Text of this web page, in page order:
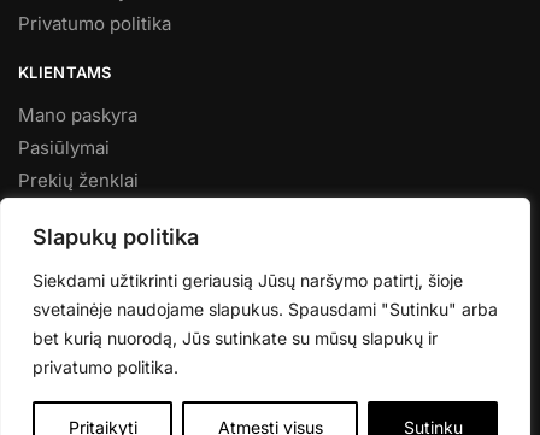
Slapukų politika
Siekdami užtikrinti geriausią Jūsų naršymo patirtį, šioje
svetainėje naudojame slapukus. Spausdami "Sutinku" arba
bet kurią nuorodą, Jūs sutinkate su mūsų slapukų ir
privatumo politika.
Pritaikyti Atmesti visus Sutinku
Privatumo politika
KLIENTAMS
Mano paskyra
Pasiūlymai
Prekių ženklai
Ačiū, kad esate su mumis. Jūsų spindesys įkvepia mus
kasdien rinktis tik geriausius produktus, kurie atitinka jūsų
poreikius ir vertybes.
© Matrona 2025